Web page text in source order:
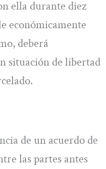
ella durante diez
económicamente
deberá
situación de libertad
de un acuerdo de
las partes antes